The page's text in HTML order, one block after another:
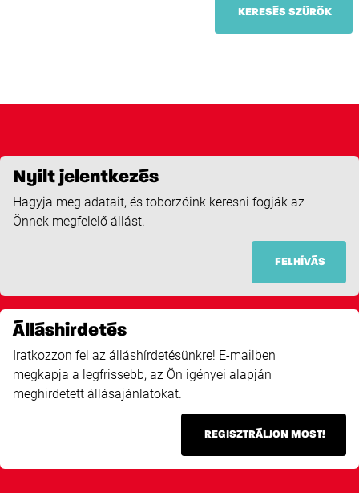
KERESÉS SZŰRŐK
Nyílt jelentkezés
Hagyja meg adatait, és toborzóink keresni fogják az
Önnek megfelelő állást.
FELHÍVÁS
Álláshirdetés
Iratkozzon fel az álláshírdetésünkre! E-mailben
megkapja a legfrissebb, az Ön igényei alapján
meghirdetett állásajánlatokat.
REGISZTRÁLJON MOST!